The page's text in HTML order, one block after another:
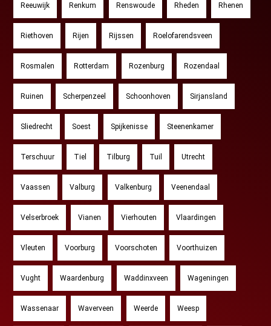
Reeuwijk Renkum Renswoude Rheden Rhenen
Riethoven Rijen Rijssen Roelofarendsveen
Rosmalen Rotterdam Rozenburg Rozendaal
Ruinen Scherpenzeel Schoonhoven Sirjansland
Sliedrecht Soest Spijkenisse Steenenkamer
Terschuur Tiel Tilburg Tuil Utrecht
Vaassen Valburg Valkenburg Veenendaal
Velserbroek Vianen Vierhouten Vlaardingen
Vleuten Voorburg Voorschoten Voorthuizen
Vught Waardenburg Waddinxveen Wageningen
Wassenaar Waverveen Weerde Weesp